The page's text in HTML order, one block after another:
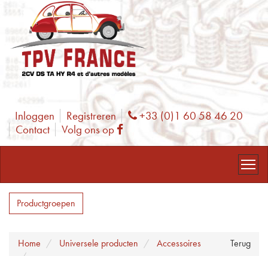
Inloggen Registreren Phone
+33 (0)1 60 58 46 20
Contact
Volg ons op Facebook
Productgroepen
Terug
Home Universele producten
Accessoires